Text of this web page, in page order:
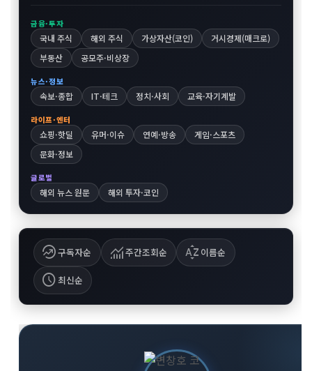
금융·투자
국내 주식 해외 주식 가상자산(코인)
거시경제(매크로)
부동산
공모주·비상장
뉴스·정보
속보·종합 IT·테크 정치·사회 교육·자기계발
라이프·엔터
쇼핑·핫딜 유머·이슈 연예·방송
게임·스포츠
문화·정보
글로벌
해외 뉴스 원문 해외 투자·코인
whatshot구독자순 monitoring주간조회순 sort_by_alpha 이름순
schedule최신순